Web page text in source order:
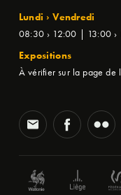
Lundi › Vendredi
08:30 › 12:00 | 13:00 ›
Expositions
À vérifier sur la page de